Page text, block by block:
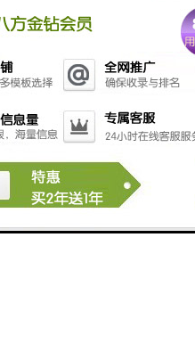
花，塑胶压花，相册压花
花机的主要压花产品，我
一说明，如有不明白可来